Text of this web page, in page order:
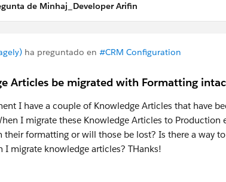
de Minhaj_Developer Arifin
ha preguntado en #CRM Configuration
Articles be migrated with Formatting
I have a couple of Knowledge Articles that have
I migrate these Knowledge Articles to Production
their formatting or will those be lost? Is there a way
migrate knowledge articles? THanks!